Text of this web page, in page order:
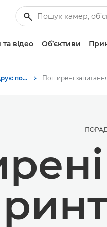
відео Об’єктиви
Фотографування та друк: поради та методи